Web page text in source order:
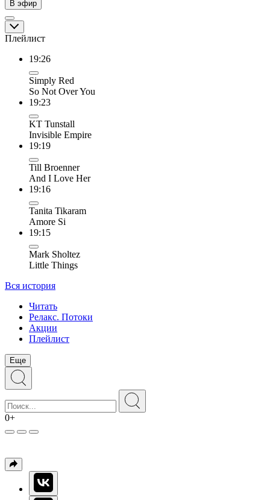
В эфир
Плейлист
19:26
Simply Red
So Not Over You
19:23
KT Tunstall
Invisible Empire
19:19
Till Broenner
And I Love Her
19:16
Tanita Tikaram
Amore Si
19:15
Mark Sholtez
Little Things
Вся история
Читать
Релакс. Потоки
Акции
Плейлист
Еще
0+